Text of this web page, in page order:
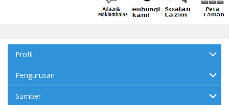
Profil
Pengurusan
Sumber